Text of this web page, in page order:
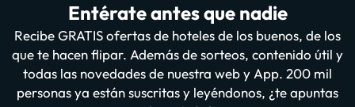
Entérate antes que nadie
Recibe GRATIS ofertas de hoteles de los buenos, de los
que te hacen flipar. Además de sorteos, contenido útil y
todas las novedades de nuestra web y App. 200 mil
personas ya están suscritas y leyéndonos, ¿te apuntas